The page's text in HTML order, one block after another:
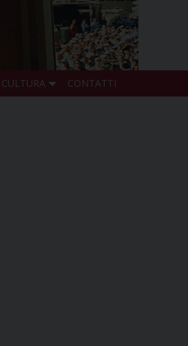
CULTURA CONTATTI